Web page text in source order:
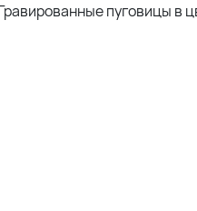
пуговицы в